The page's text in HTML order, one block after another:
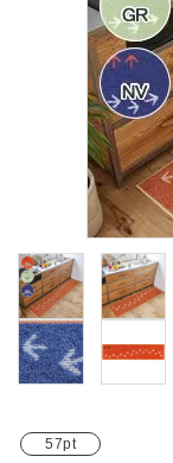
ブランド
ガイドライン
57pt